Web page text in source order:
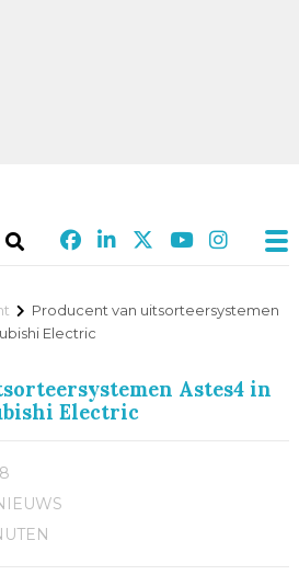
Producent van uitsorteersystemen
Electric
Astes4 in
Electric